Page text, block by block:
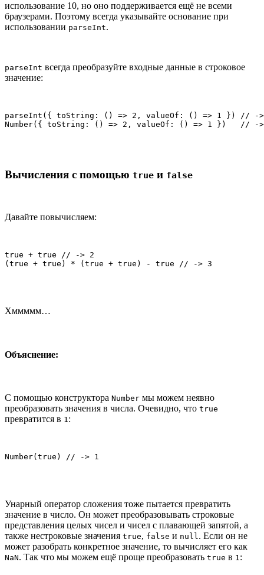
использование 10, но оно поддерживается ещё не всеми
браузерами. Поэтому всегда указывайте основание при
использовании parseInt.
parseInt всегда преобразуйте входные данные в строковое
значение:
parseInt({ toString: () => 2, valueOf: () => 1 }) // -
Number({ toString: () => 2, valueOf: () => 1 })   // -
Вычисления с помощью true и false
Давайте повычисляем:
true + true // -> 2
(true + true) * (true + true) - true // -> 3
Хммммм…
Объяснение:
С помощью конструктора Number мы можем неявно
преобразовать значения в числа. Очевидно, что true
превратится в 1:
Number(true) // -> 1
Унарный оператор сложения тоже пытается превратить
значение в число. Он может преобразовывать строковые
представления целых чисел и чисел с плавающей запятой, а
также нестроковые значения true, false и null. Если он не
может разобрать конкретное значение, то вычисляет его как
NaN. Так что мы можем ещё проще преобразовать true в 1: